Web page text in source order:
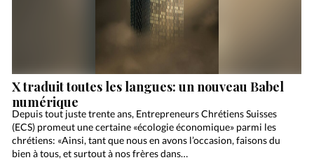
X traduit toutes les langues: un nouveau Babel
numérique
Depuis tout juste trente ans, Entrepreneurs Chrétiens Suisses
(ECS) promeut une certaine «écologie économique» parmi les
chrétiens: «Ainsi, tant que nous en avons l’occasion, faisons du
bien à tous, et surtout à nos frères dans…